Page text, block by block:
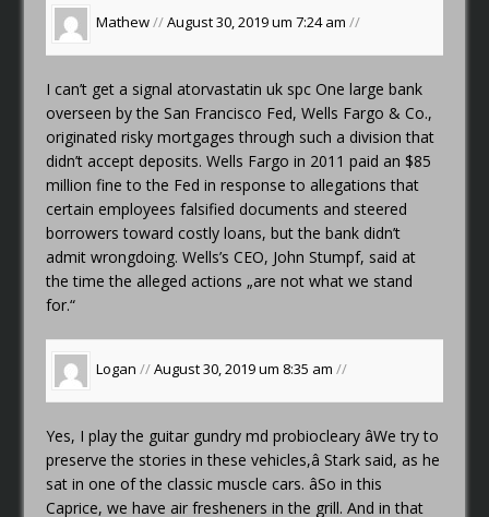
Mathew//August 30, 2019 um 7:24 am//
I can’t get a signalatorvastatin uk spc One large bank
overseen by the San Francisco Fed, Wells Fargo & Co.,
originated risky mortgages through such a division that
didn’t accept deposits. Wells Fargo in 2011 paid an $85
million fine to the Fed in response to allegations that
certain employees falsified documents and steered
borrowers toward costly loans, but the bank didn’t
admit wrongdoing. Wells’s CEO, John Stumpf, said at
the time the alleged actions „are not what we stand
for.“
Logan //August 30, 2019 um 8:35 am//
Yes, I play the guitar gundry md probiocleary âWe try to
preserve the stories in these vehicles,â Stark said, as he
sat in one of the classic muscle cars. âSo in this
Caprice, we have air fresheners in the grill. And in that